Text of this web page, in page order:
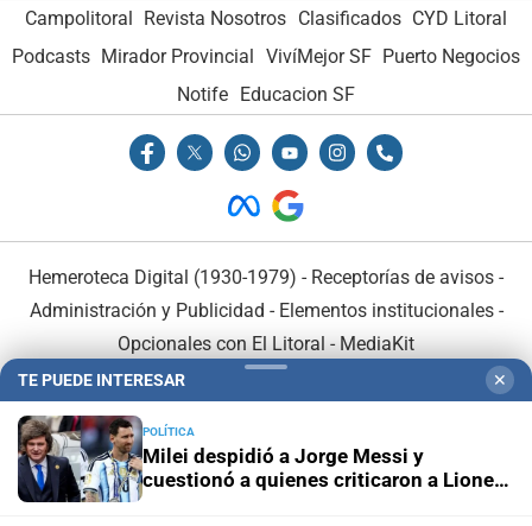
Campolitoral Revista Nosotros Clasificados CYD Litoral
Podcasts Mirador Provincial VivíMejor SF Puerto Negocios
Notife
Educacion SF
Hemeroteca Digital (1930-1979) - Receptorías de avisos -
Administración y Publicidad - Elementos institucionales-
Opcionales con El Litoral - MediaKit
TE PUEDE INTERESAR ✕
POLÍTICA
Milei despidió a Jorge Messi y
cuestionó a quienes criticaron a Lionel